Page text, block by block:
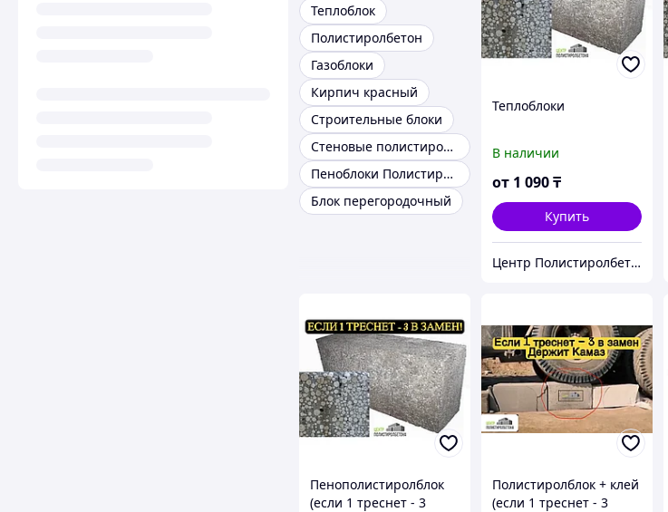
Теплоблок
Полистиролбетон
Газоблоки
Кирпич красный
Строительные блоки
Стеновые полистиролбетонные материалы
Пеноблоки Полистиролбетонные блоки
Блок перегородочный
Теплоблоки
В наличии
от 1 090₸
Купить
Центр Полистиролбетона в Алматы - полистиролбетон, пеноблок, теплоблок, газоблок
Пенополистиролблок
(если 1 треснет - 3
Полистиролблок + клей
(если 1 треснет - 3